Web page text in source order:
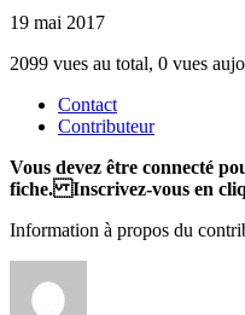
19 mai 2017
2099 vues au total, 0 vues
Contact
Contributeur
Vous devez être connecté
fiche. Inscrivez-vous en
Information à propos du